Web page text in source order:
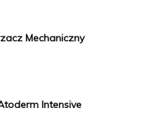
Mechaniczny
Intensive